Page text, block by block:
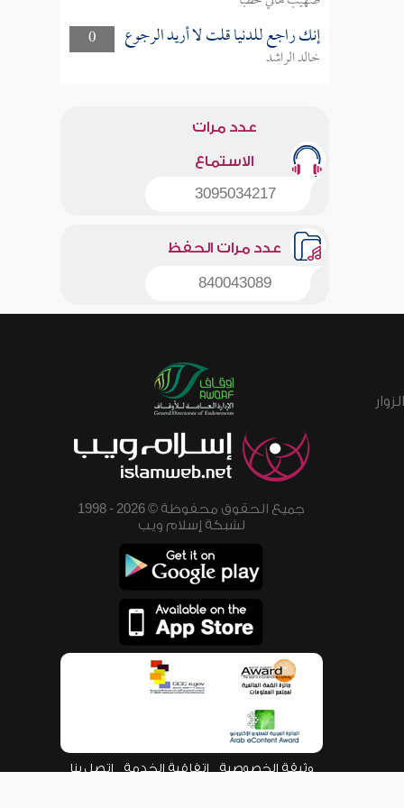
0
إنك راجع للدنيا قلت لا أريد الرجوع
خالد الراشد
عدد مرات
الاستماع
3095034217
عدد مرات الحفظ
840043089
جميع الحقوق محفوظة © 2026 - 1998
لشبكة إسلام ويب
وثيقة الخصوصية اتفاقية الخدمة اتصل بنا